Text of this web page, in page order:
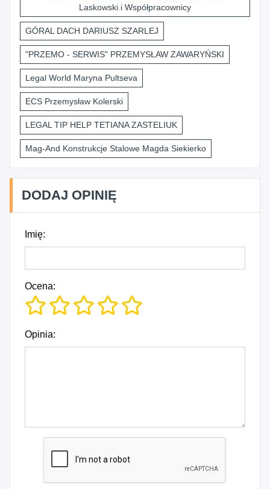
Laskowski i Współpracownicy
GÓRAL DACH DARIUSZ SZARLEJ
"PRZEMO - SERWIS" PRZEMYSŁAW ZAWARYŃSKI
Legal World Maryna Pultseva
ECS Przemysław Kolerski
LEGAL TIP HELP TETIANA ZASTELIUK
Mag-And Konstrukcje Stalowe Magda Siekierko
DODAJ OPINIĘ
Imię:
Ocena:
Opinia: